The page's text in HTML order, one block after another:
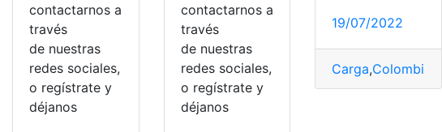
contactarnos a
través
de nuestras
redes sociales,
o regístrate y
déjanos
contactarnos a
través
de nuestras
redes sociales,
o regístrate y
déjanos
19/07/2022
Carga,Colombia